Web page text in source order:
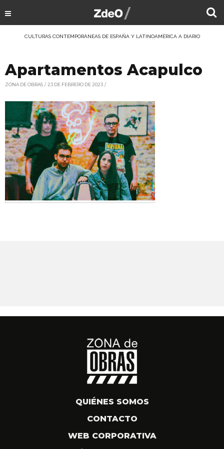
CULTURAS CONTEMPORÁNEAS DE ESPAÑA Y LATINOAMÉRICA A DIARIO
Apartamentos Acapulco
ZONA DE OBRAS 23 DE FEBRERO DE 2023
QUIÉNES SOMOS
CONTACTO
WEB CORPORATIVA